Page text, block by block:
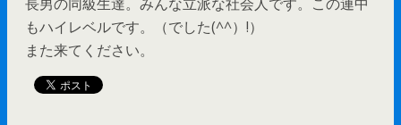
もハイレベルです。（でした(^^）!）
また来てください。